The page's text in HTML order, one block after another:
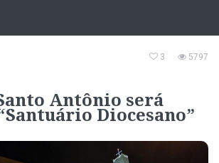
3 5797
Antônio será
Diocesano”